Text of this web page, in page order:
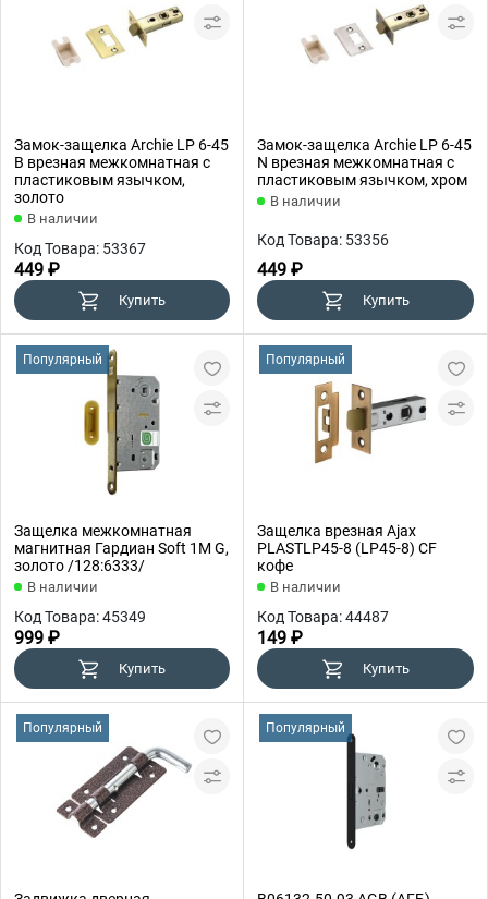
Замок-защелка Archie LP 6-45
B врезная межкомнатная с
пластиковым язычком,
золото
В наличии
Код Товара: 53367
449 ₽
Купить
Замок-защелка Archie LP 6-45
N врезная межкомнатная с
пластиковым язычком, хром
В наличии
Код Товара: 53356
449 ₽
Купить
Популярный
Защелка межкомнатная
магнитная Гардиан Soft 1М G,
золото /128:6333/
В наличии
Код Товара: 45349
999 ₽
Купить
Популярный
Защелка врезная Ajax
PLASTLP45-8 (LP45-8) CF
кофе
В наличии
Код Товара: 44487
149 ₽
Купить
Популярный Популярный